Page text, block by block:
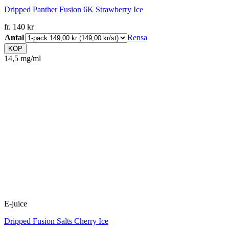
Dripped Panther Fusion 6K Strawberry Ice
fr. 140 kr
Antal
Rensa
KÖP
14,5 mg/ml
E-juice
Dripped Fusion Salts Cherry Ice